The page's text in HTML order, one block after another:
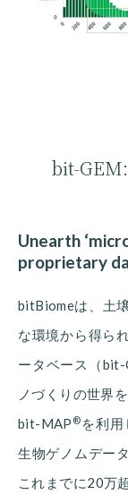
bit-
Unearth
proprietary
bitBiomeは、土
な環境から得ら
ータベース（
ノづくりの世界
bit-MAP ® を利
生物ゲノムデー
これまでに20万